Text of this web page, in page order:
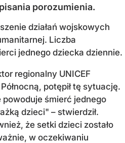
porozumienia.
działań wojskowych
Liczba
jednego dziecka dziennie.
regionalny UNICEF
potępił tę sytuację.
śmierć jednego
dzieci" – stwierdził.
że setki dzieci zostało
w oczekiwaniu